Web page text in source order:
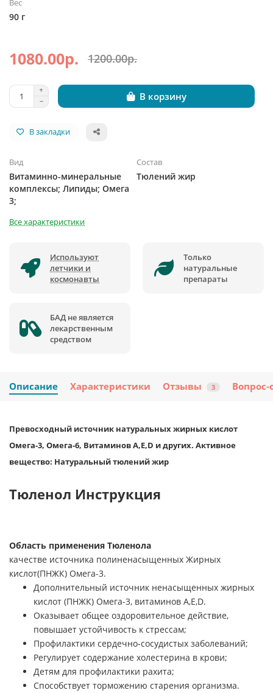
Вес
90 г
1080.00р. 1200.00р.
В корзину
В закладки
Вид
Витаминно-минеральные
комплексы; Липиды; Омега
3;
Состав
Тюлений жир
Все характеристики
Используют
летчики и
космонавты
Только
натуральные
препараты
БАД не является
лекарственным
средством
Описание Характеристики Отзывы 3 Вопрос-
Превосходный источник натуральных жирных кислот
Омега-3, Омега-6, Витаминов A,E,D и других. Активное
вещество: Натуральный тюлений жир
Тюленол Инструкция
Область применения Тюленола
качестве источника полиненасыщенных Жирных
кислот(ПНЖК) Омега-3.
Дополнительный источник ненасыщенных жирных
кислот (ПНЖК) Омега-3, витаминов А,Е,D.
Оказывает общее оздоровительное действие,
повышает устойчивость к стрессам;
Профилактики сердечно-сосудистых заболеваний;
Регулирует содержание холестерина в крови;
Детям для профилактики рахита;
Способствует торможению старения организма.